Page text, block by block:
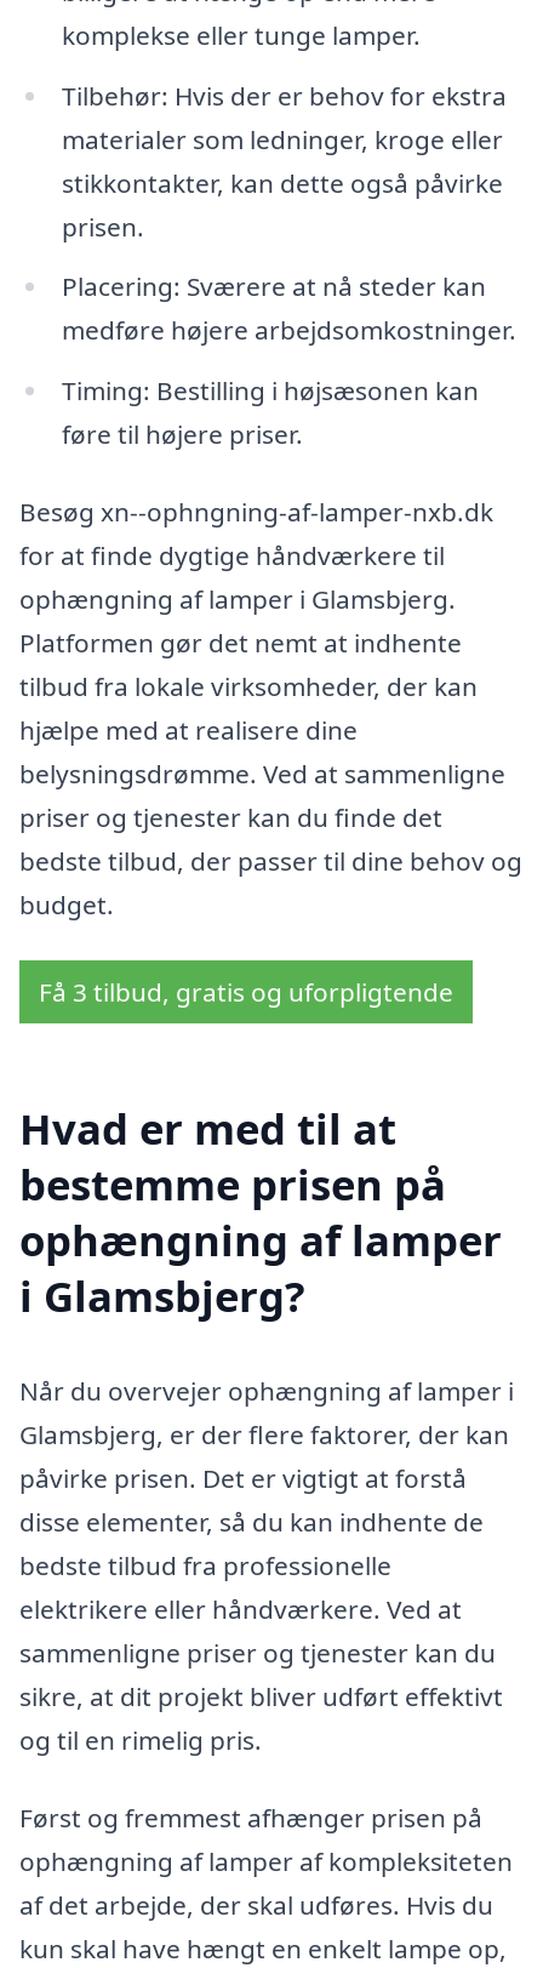
komplekse eller tunge lamper.
Tilbehør: Hvis der er behov for ekstra
materialer som ledninger, kroge eller
stikkontakter, kan dette også påvirke
prisen.
Placering: Sværere at nå steder kan
medføre højere arbejdsomkostninger.
Timing: Bestilling i højsæsonen kan
føre til højere priser.
Besøg xn--ophngning-af-lamper-nxb.dk
for at finde dygtige håndværkere til
ophængning af lamper i Glamsbjerg.
Platformen gør det nemt at indhente
tilbud fra lokale virksomheder, der kan
hjælpe med at realisere dine
belysningsdrømme. Ved at sammenligne
priser og tjenester kan du finde det
bedste tilbud, der passer til dine behov og
budget.
Få 3 tilbud, gratis og uforpligtende
Hvad er med til at
bestemme prisen på
ophængning af lamper
i Glamsbjerg?
Når du overvejer ophængning af lamper i
Glamsbjerg, er der flere faktorer, der kan
påvirke prisen. Det er vigtigt at forstå
disse elementer, så du kan indhente de
bedste tilbud fra professionelle
elektrikere eller håndværkere. Ved at
sammenligne priser og tjenester kan du
sikre, at dit projekt bliver udført effektivt
og til en rimelig pris.
Først og fremmest afhænger prisen på
ophængning af lamper af kompleksiteten
af det arbejde, der skal udføres. Hvis du
kun skal have hængt en enkelt lampe op,